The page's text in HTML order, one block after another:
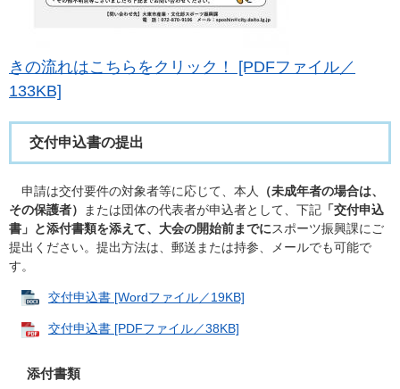
きの流れはこちらをクリック！ [PDFファイル／
133KB]
交付申込書の提出
申請は交付要件の対象者等に応じて、本人
（未成年者の場合は、
その保護者）
または団体の代表者が申込者として、下記 「交付申込
書」と添付書類を添えて、大会の開始前までにスポーツ振興課にご
提出ください。提出方法は、郵送または持参、メールでも可能で
す。
交付申込書 [Wordファイル／19KB]
交付申込書 [PDFファイル／38KB]
添付書類